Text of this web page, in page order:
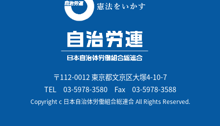
〒112-0012 東京都文京区大塚4-10-7
TEL 03-5978-3580Fax 03-5978-3588
Copyright c 日本自治体労働組合総連合 All Rights Reserved.